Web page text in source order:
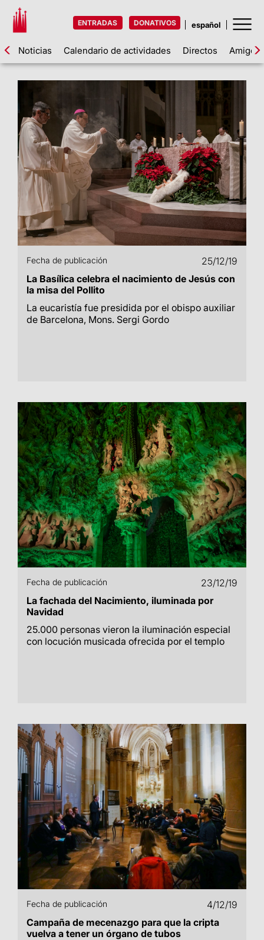
ENTRADAS DONATIVOS
Noticias Calendario de actividades Directos Amigos
Fecha de publicación
25/12/19
La Basílica celebra el nacimiento de Jesús con
la misa del Pollito
La eucaristía fue presidida por el obispo auxiliar
de Barcelona, Mons. Sergi Gordo
Fecha de publicación
23/12/19
La fachada del Nacimiento, iluminada por
Navidad
25.000 personas vieron la iluminación especial
con locución musicada ofrecida por el templo
Fecha de publicación
4/12/19
Campaña de mecenazgo para que la cripta
vuelva a tener un órgano de tubos